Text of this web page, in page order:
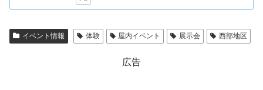
イベント情報 体験 屋内イベント 展示会 西部地区
広告